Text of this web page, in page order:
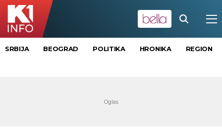
SRBIJA BEOGRAD POLITIKA HRONIKA REGION